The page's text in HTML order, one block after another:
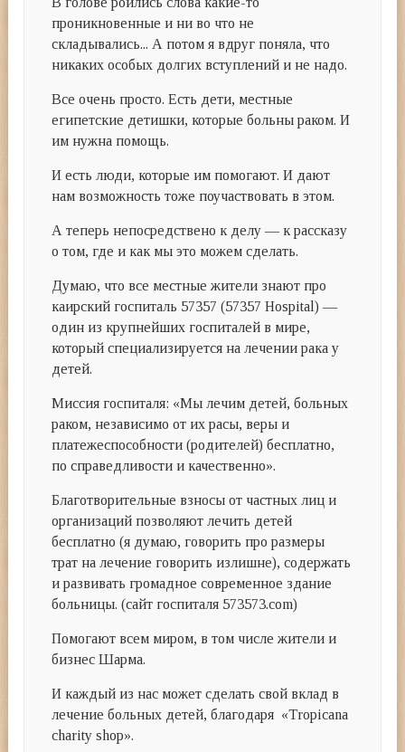
проникновенные и ни во что не
складывались... А потом я вдруг поняла, что
никаких особых долгих вступлений и не надо.
Все очень просто. Есть дети, местные
египетские детишки, которые больны раком. И
им нужна помощь.
И есть люди, которые им помогают. И дают
нам возможность тоже поучаствовать в этом.
А теперь непосредствено к делу — к рассказу
о том, где и как мы это можем сделать.
Думаю, что все местные жители знают про
каирский госпиталь 57357 (57357 Hospital) —
один из крупнейших госпиталей в мире,
который специализируется на лечении рака у
детей.
Миссия госпиталя: «Мы лечим детей, больных
раком, независимо от их расы, веры и
платежеспособности (родителей) бесплатно,
по справедливости и качественно».
Благотворительные взносы от частных лиц и
организаций позволяют лечить детей
бесплатно (я думаю, говорить про размеры
трат на лечение говорить излишне), содержать
и развивать громадное современное здание
больницы. (cайт госпиталя 573573.com)
Помогают всем миром, в том числе жители и
бизнес Шарма.
И каждый из нас может сделать свой вклад в
лечение больных детей, благодаря «Tropicana
charity shop».